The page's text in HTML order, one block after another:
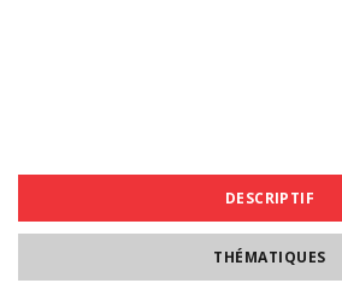
DESCRIPTIF
THÉMATIQUES